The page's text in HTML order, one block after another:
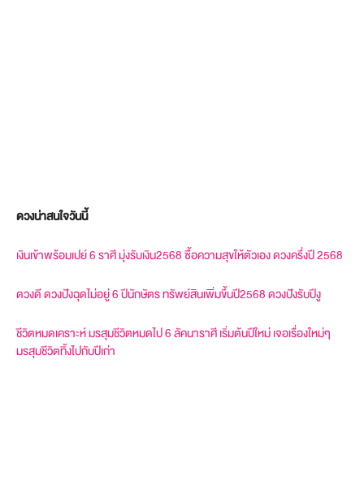
ดวงน่าสนใจวันนี้
เงินเข้าพร้อมเปย์ 6 ราศี มุ่งรับเงิน2568 ซื้อความสุขให้ตัวเอง ดวงครึ่งปี 2568
ดวงดี ดวงปังฉุดไม่อยู่ 6 ปีนักษัตร ทรัพย์สินเพิ่มขึ้นปี2568 ดวงปังรับปีงู
ชีวิตหมดเคราะห์ มรสุมชีวิตหมดไป 6 ลัคนาราศี เริ่มต้นปีใหม่ เจอเรื่องใหม่ๆ
มรสุมชีวิตทิ้งไปกับปีเก่า